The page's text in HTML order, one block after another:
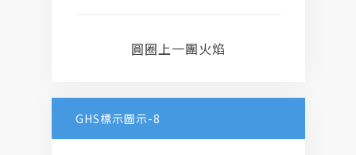
圓圈上一團火焰
GHS標示圖示-8